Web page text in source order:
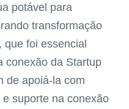
potável para
transformação
foi essencial
conexão da Startup
de apoiá-la com
suporte na conexão